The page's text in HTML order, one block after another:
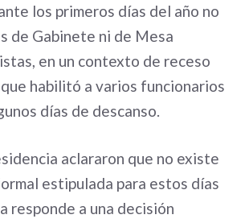
los primeros días del año no
de Gabinete ni de Mesa
en un contexto de receso
habilitó a varios funcionarios
días de descanso.
aclararon que no existe
estipulada para estos días
responde a una decisión